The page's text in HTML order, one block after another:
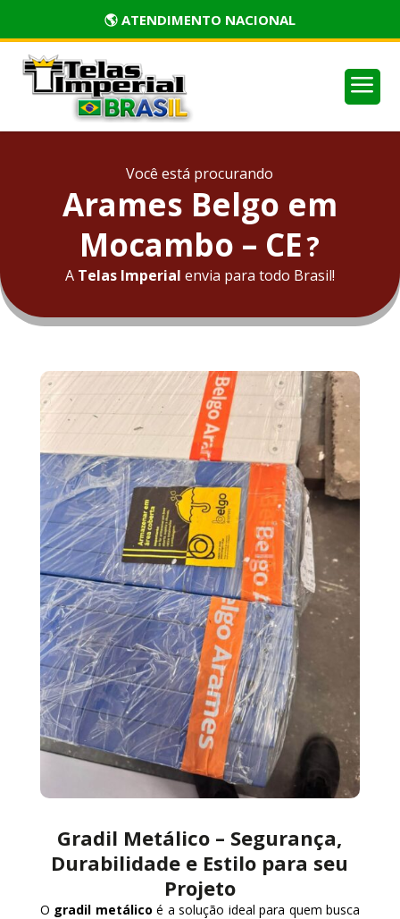
🏅 PRODUTOS CERTIFICADOS
a
Você está procurando
Arames Belgo em
Mocambo – CE?
A Telas Imperial envia para todo Brasil!
Gradil Metálico – Segurança,
Durabilidade e Estilo para seu
Projeto
O gradil metálico é a solução ideal para quem busca